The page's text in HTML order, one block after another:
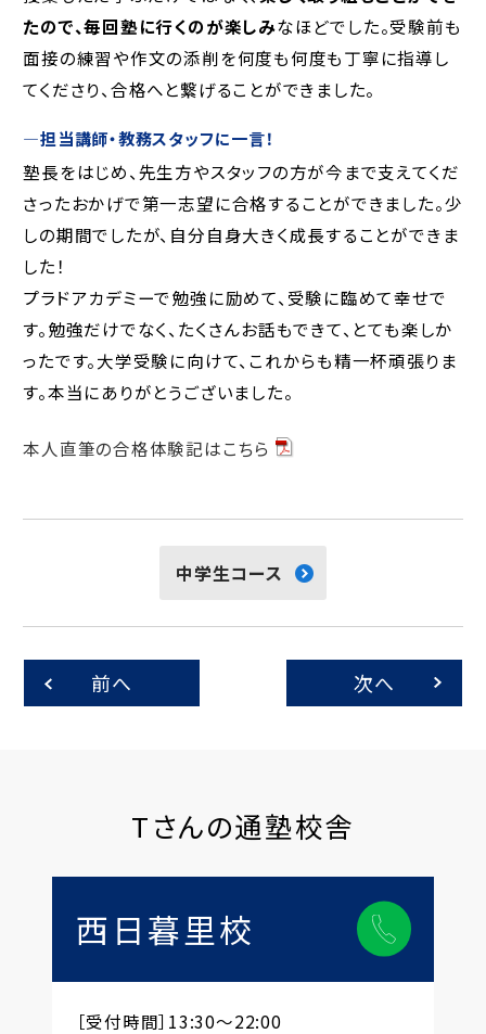
たので、毎回塾に行くのが楽しみなほどでした。受験前も
面接の練習や作文の添削を何度も何度も丁寧に指導し
てくださり、合格へと繋げることができました。
―担当講師・教務スタッフに一言！
塾長をはじめ、先生方やスタッフの方が今まで支えてくだ
さったおかげで第一志望に合格することができました。少
しの期間でしたが、自分自身大きく成長することができま
した！
プラドアカデミーで勉強に励めて、受験に臨めて幸せで
す。勉強だけでなく、たくさんお話もできて、とても楽しか
ったです。大学受験に向けて、これからも精一杯頑張りま
す。本当にありがとうございました。
本人直筆の合格体験記はこちら
中学生コース
前へ 次へ
Tさんの通塾校舎
西日暮里校
［受付時間］13:30～22:00